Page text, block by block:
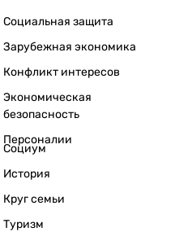
Социальная защита
Зарубежная экономика
Конфликт интересов
Экономическая
безопасность
Персоналии
Социум
История
Круг семьи
Туризм